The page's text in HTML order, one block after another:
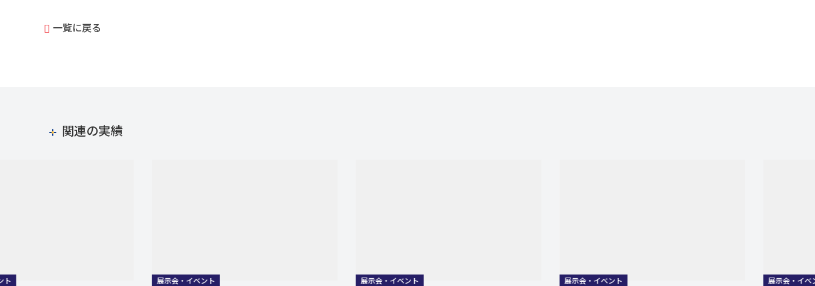
一覧に戻る
関連の実績
展示会・イベント 展示会・イベント 展示会・イベント 展示会・イベント